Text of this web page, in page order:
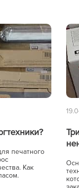
печатного
Как